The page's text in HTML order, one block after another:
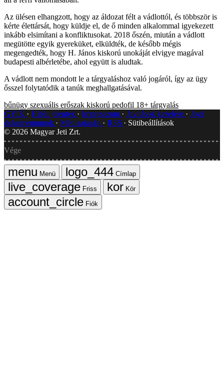
Az ülésen elhangzott, hogy az áldozat félt a vádlottól, és többször is
kérte élettársát, hogy küldje el, de ő minden alkalommal igyekezett
inkább elsimítani a konfliktusokat. 2018 őszén, miután a vádlott
megütötte egyik gyereküket, elküldték, de később mégis
megengedték, hogy H. János kiskorú unokáját elvigye magával
budapesti albérletébe, ahol együtt is aludtak.
A vádlott nem mondott le a tárgyaláshoz való jogáról, így az ügy
ősszel folytatódik a tanúk meghallgatásával.
bűnügy szexuális erőszak kiskorú pedofil 18+ tárgyalás
GYIK
Hibát jelentek Impresszum Javítások kezelése
Jogi
dokumentumok
Médiaajánlat RSS
Sütibeállítások
© 2026 Magyar Jeti Zrt.
Vége
Menü
Címlap
Friss
Kör
Fiók